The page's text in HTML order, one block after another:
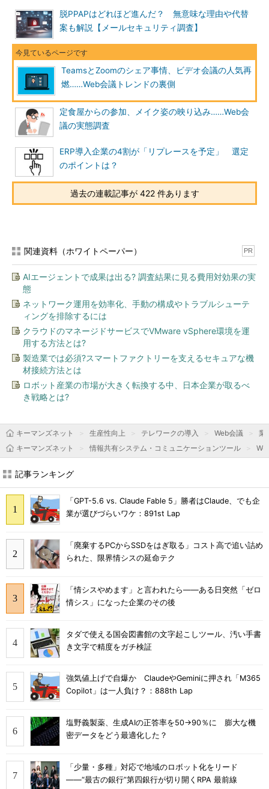
脱PPAPはどれほど進んだ？ 無意味な理由や代替
案も解説【メールセキュリティ調査】
TeamsとZoomのシェア事情、ビデオ会議の人気再
燃……Web会議トレンドの裏側
定食屋からの参加、メイク姿の映り込み……Web会
議の実態調査
ERP導入企業の4割が「リプレースを予定」 選定
のポイントは？
過去の連載記事が 422 件あります
関連資料（ホワイトペーパー） PR
AIエージェントで成果は出る? 調査結果に見る費用対効果の実
態
ネットワーク運用を効率化、手動の構成やトラブルシューテ
ィングを排除するには
クラウドのマネージドサービスでVMware vSphere環境を運
用する方法とは?
製造業では必須?スマートファクトリーを支えるセキュアな機
材接続方法とは
ロボット産業の市場が大きく転換する中、日本企業が取るべ
き戦略とは?
キーマンズネット 生産性向上 テレワークの導入 Web会議
業
キーマンズネット
情報共有システム・コミュニケーションツール
記事ランキング
「GPT-5.6 vs. Claude Fable 5」勝者はClaude、でも企
業が選びづらいワケ：891st Lap
「廃棄するPCからSSDをはぎ取る」コスト高で追い詰め
られた、限界情シスの延命テク
「情シスやめます」と言われたら――ある日突然「ゼロ
情シス」になった企業のその後
タダで使える国会図書館の文字起こしツール、汚い手書
き文字で精度をガチ検証
強気値上げで自爆か ClaudeやGeminiに押され「M365
Copilot」は一人負け？：888th Lap
塩野義製薬、生成AIの正答率を50→90％に 膨大な機
密データをどう最適化した？
「少量・多種」対応で地域のロボット化をリード
――“最古の銀行”第四銀行が切り開くRPA 最前線